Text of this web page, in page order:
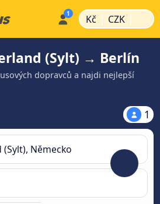
Kč | CZK |
(Sylt) → Berlín
dopravců a najdi nejlepší
1